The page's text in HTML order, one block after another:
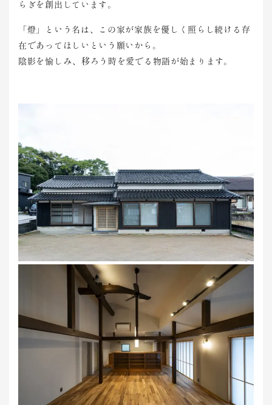
らぎを創出し ています 。
「燈」と いう名は 、この家が家族を 優しく照 らし続け る存
在で あってほ しいとい う願いか ら。
陰影を愉 しみ、移 ろう時を 愛でる物語が始ま ります。